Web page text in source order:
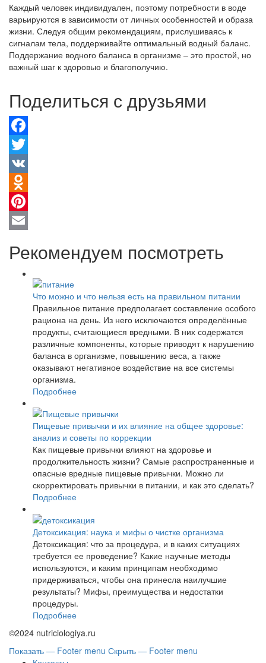
Каждый человек индивидуален, поэтому потребности в воде
варьируются в зависимости от личных особенностей и образа
жизни. Следуя общим рекомендациям, прислушиваясь к
сигналам тела, поддерживайте оптимальный водный баланс.
Поддержание водного баланса в организме – это простой, но
важный шаг к здоровью и благополучию.
Поделиться с друзьями
Facebook
Twitter
VK
Odnoklassniki
Pinterest
Рекомендуем посмотреть
Что можно и что нельзя есть на правильном питании
Правильное питание предполагает составление особого
рациона на день. Из него исключаются определённые
продукты, считающиеся вредными. В них содержатся
различные компоненты, которые приводят к нарушению
баланса в организме, повышению веса, а также
оказывают негативное воздействие на все системы
организма.
Подробнее
Пищевые привычки и их влияние на общее здоровье:
анализ и советы по коррекции
Как пищевые привычки влияют на здоровье и
продолжительность жизни? Самые распространенные и
опасные вредные пищевые привычки. Можно ли
скорректировать привычки в питании, и как это сделать?
Подробнее
Детоксикация: наука и мифы о чистке организма
Детоксикация: что за процедура, и в каких ситуациях
требуется ее проведение? Какие научные методы
используются, и каким принципам необходимо
придерживаться, чтобы она принесла наилучшие
результаты? Мифы, преимущества и недостатки
процедуры.
Подробнее
©2024 nutriciologiya.ru
Показать — Footer menu Скрыть — Footer menu